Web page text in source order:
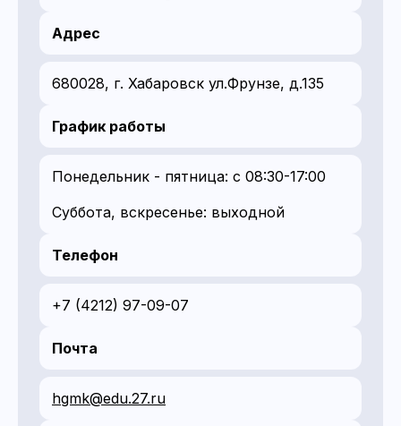
Адрес
680028, г. Хабаровск ул.Фрунзе, д.135
График работы
Понедельник - пятница: с 08:30-17:00
Суббота, вскресенье: выходной
Телефон
+7 (4212) 97-09-07
Почта
hgmk@edu.27.ru